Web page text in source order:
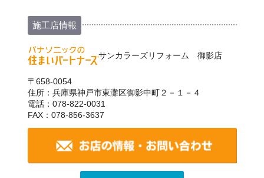
施工店情報
サンカラーズリフォーム 御影店
〒658-0054
住所：兵庫県神戸市東灘区御影中町２－１－４
電話：078-822-0031
FAX：078-856-3637